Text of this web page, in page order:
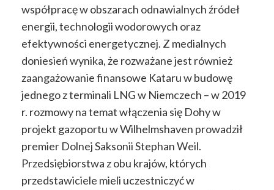
współpracę w obszarach odnawialnych źródeł
energii, technologii wodorowych oraz
efektywności energetycznej. Z medialnych
doniesień wynika, że rozważane jest również
zaangażowanie finansowe Kataru w budowę
jednego z terminali LNG w Niemczech – w 2019
r. rozmowy na temat włączenia się Dohy w
projekt gazoportu w Wilhelmshaven prowadził
premier Dolnej Saksonii Stephan Weil.
Przedsiębiorstwa z obu krajów, których
przedstawiciele mieli uczestniczyć w